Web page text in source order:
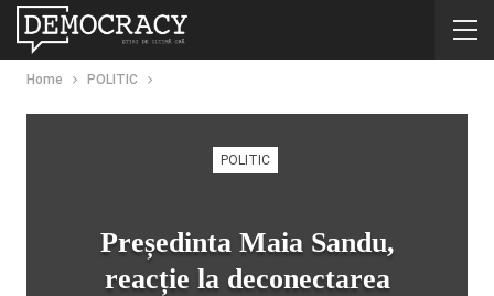
Home POLITIC
POLITIC
Președinta Maia Sandu,
reacție la deconectarea